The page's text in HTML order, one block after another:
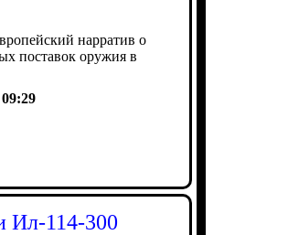
нарратив о
поставок оружия в
Ил-114-300